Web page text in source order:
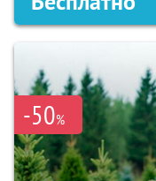
-50%